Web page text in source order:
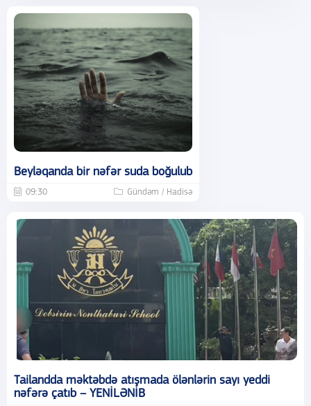
Beyləqanda bir nəfər suda boğulub
09:30 Gündəm / Hadisə
Tailandda məktəbdə atışmada ölənlərin sayı yeddi
nəfərə çatıb – YENİLƏNİB